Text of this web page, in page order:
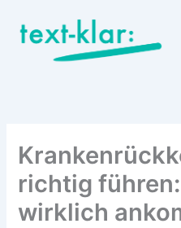
Inhalt
springen
richtig
wirklich